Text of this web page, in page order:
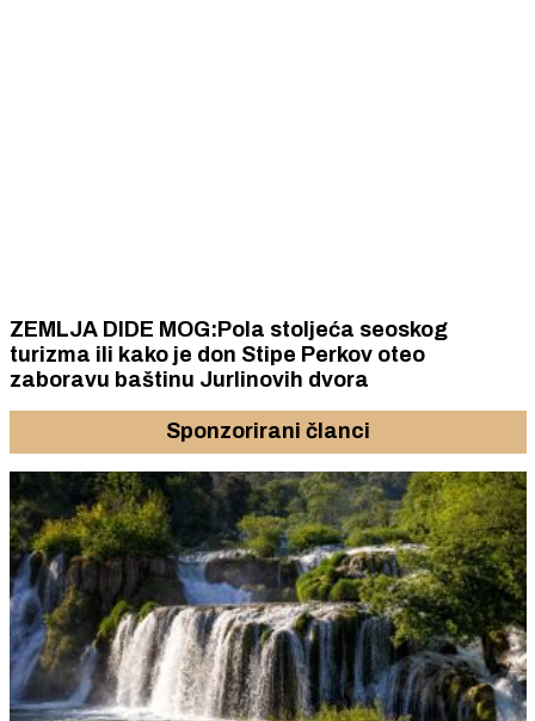
ZEMLJA DIDE MOG:Pola stoljeća seoskog
turizma ili kako je don Stipe Perkov oteo
zaboravu baštinu Jurlinovih dvora
Sponzorirani članci